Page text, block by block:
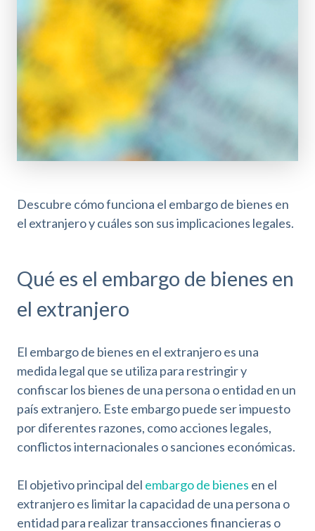
Descubre cómo funciona el embargo de bienes en
el extranjero y cuáles son sus implicaciones legales.
Qué es el embargo de bienes en
el extranjero
El embargo de bienes en el extranjero es una
medida legal que se utiliza para restringir y
confiscar los bienes de una persona o entidad en un
país extranjero. Este embargo puede ser impuesto
por diferentes razones, como acciones legales,
conflictos internacionales o sanciones económicas.
El objetivo principal del embargo de bienes en el
extranjero es limitar la capacidad de una persona o
entidad para realizar transacciones financieras o